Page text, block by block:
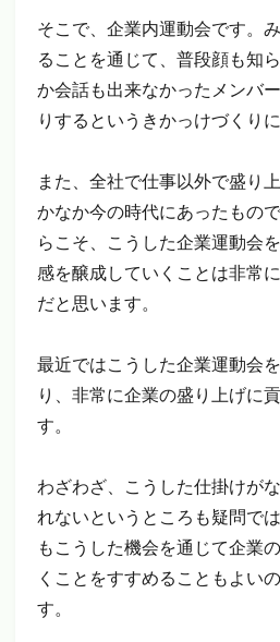
そこで、企業内運動会です。
ることを通じて、普段顔も知
か会話も出来なかったメンバ
りするというきかっけづくりに
また、全社で仕事以外で盛り
かなか今の時代にあったもの
らこそ、こうした企業運動会
感を醸成していくことは非常
だと思います。
最近ではこうした企業運動会
り、非常に企業の盛り上げに
す。
わざわざ、こうした仕掛けが
れないというところも疑問で
もこうした機会を通じて企業
くことをすすめることもよい
す。